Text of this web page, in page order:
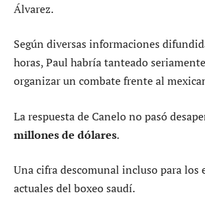
Álvarez.
Según diversas informaciones
horas, Paul habría tanteado
organizar un combate frente al
La respuesta de Canelo no pasó
millones de dólares.
Una cifra descomunal incluso para los
actuales del boxeo saudí.